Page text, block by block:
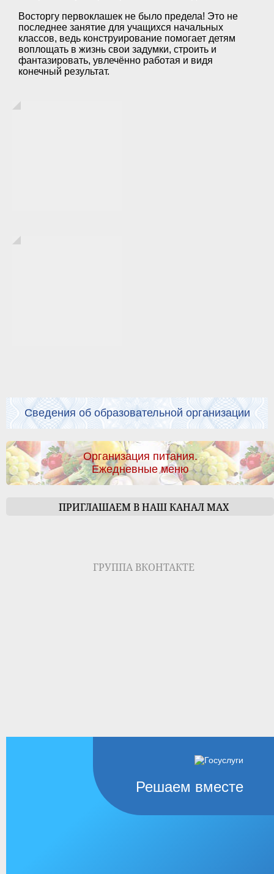
Восторгу первоклашек не было предела! Это не
последнее занятие для учащихся начальных
классов, ведь конструирование помогает детям
воплощать в жизнь свои задумки, строить и
фантазировать, увлечённо работая и видя
конечный результат.
Сведения об образовательной организации
Организация питания.
Ежедневные меню
ПРИГЛАШАЕМ В НАШ КАНАЛ МАХ
ГРУППА ВКОНТАКТЕ
Решаем вместе